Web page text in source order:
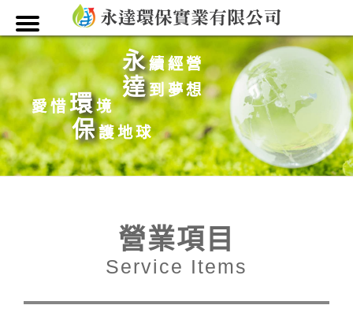
永續經營
達到夢想
愛惜環境
保護地球
營業項目
Service Items